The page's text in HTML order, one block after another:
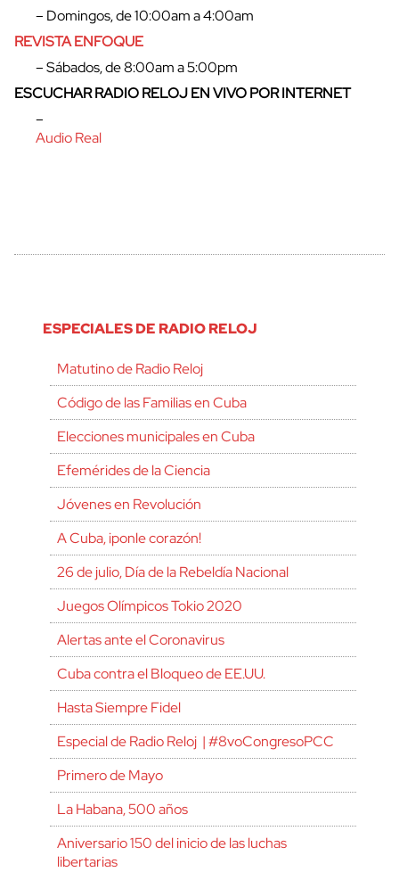
– Domingos, de 10:00am a 4:00am
REVISTA ENFOQUE
– Sábados, de 8:00am a 5:00pm
ESCUCHAR RADIO RELOJ EN VIVO POR INTERNET
–
Audio Real
ESPECIALES DE RADIO RELOJ
Matutino de Radio Reloj
Código de las Familias en Cuba
Elecciones municipales en Cuba
Efemérides de la Ciencia
Jóvenes en Revolución
A Cuba, ¡ponle corazón!
26 de julio, Día de la Rebeldía Nacional
Juegos Olímpicos Tokio 2020
Alertas ante el Coronavirus
Cuba contra el Bloqueo de EE.UU.
Hasta Siempre Fidel
Especial de Radio Reloj | #8voCongresoPCC
Primero de Mayo
La Habana, 500 años
Aniversario 150 del inicio de las luchas
libertarias